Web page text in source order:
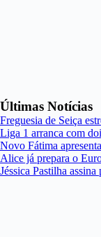
Últimas Notícias
Freguesia de Seiça
Liga 1 arranca com
Novo Fátima
Alice já prepara o
Jéssica Pastilha